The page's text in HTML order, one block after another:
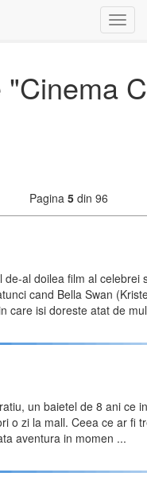
Pagina 5din 96
al doilea film al celebrei
cand Bella Swan
care isi doreste atat de
un baietel de 8 ani ce
o zi la mall. Ceea ce ar fi
aventura in momen ...